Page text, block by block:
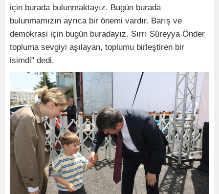
için burada bulunmaktayız. Bugün burada
bulunmamızın ayrıca bir önemi vardır. Barış ve
demokrasi için bugün buradayız. Sırrı Süreyya Önder
topluma sevgiyi aşılayan, toplumu birleştiren bir
isimdi" dedi.